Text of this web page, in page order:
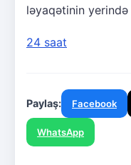
ləyaqətinin yerində
24 saat
Paylaş: Facebook
WhatsApp